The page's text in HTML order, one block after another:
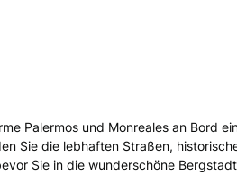
Palermos und Monreales an Bord
Sie die lebhaften Straßen,
Sie in die wunderschöne